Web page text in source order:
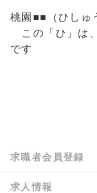
桃園■■（ひしゅ
この「ひ」は
です
求職者会員登録
求人情報